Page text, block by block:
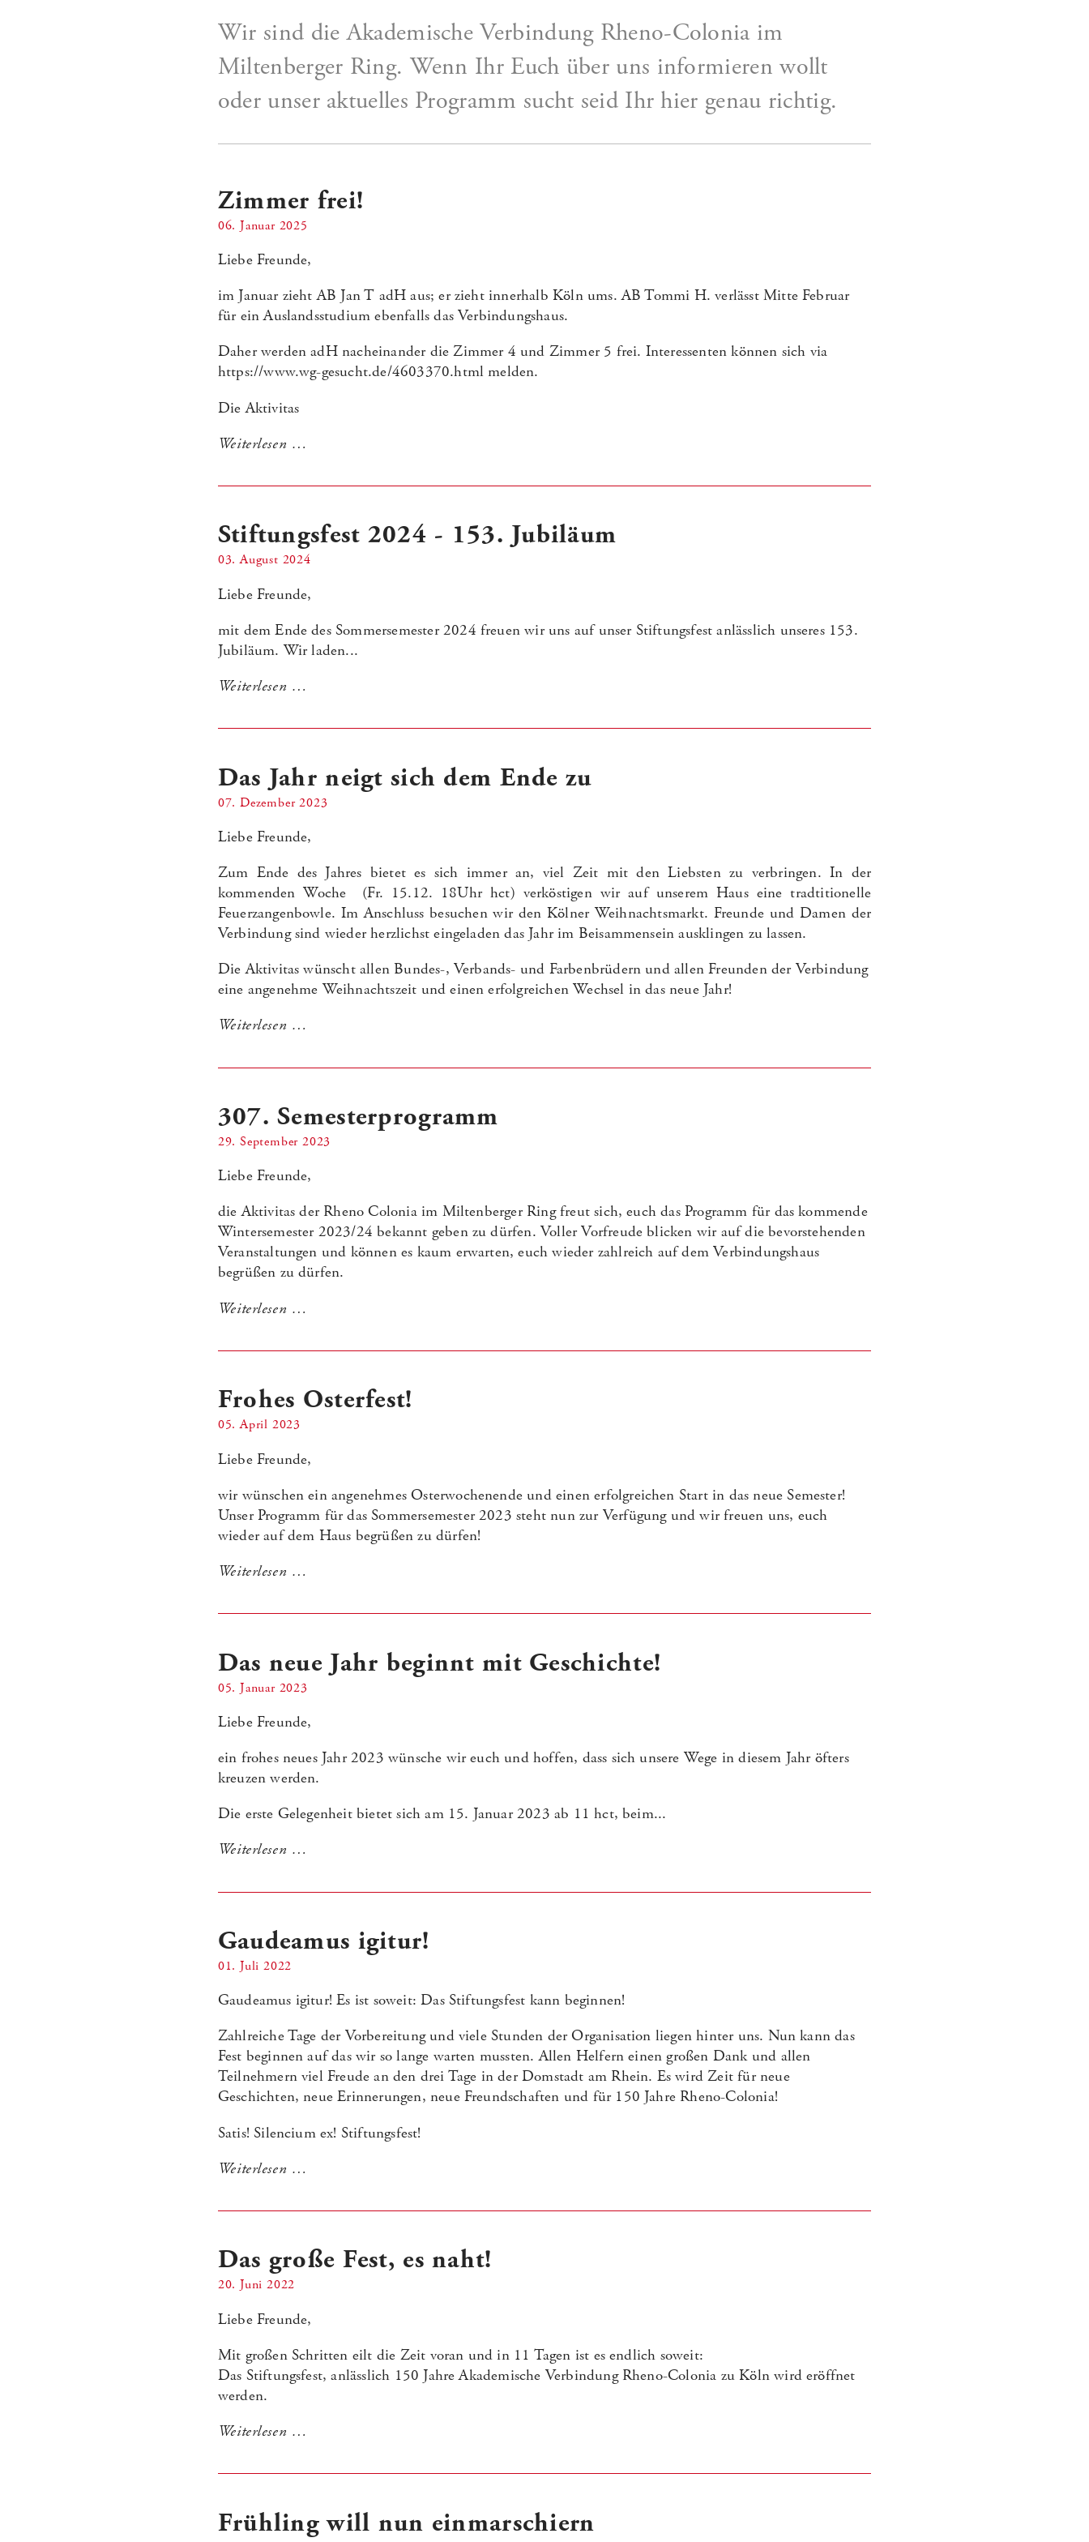
Wir sind die Akademische Verbindung Rheno-Colonia im
Miltenberger Ring. Wenn Ihr Euch über uns informieren wollt
oder unser aktuelles Programm sucht seid Ihr hier genau richtig.
Zimmer frei!
06. Januar 2025
Liebe Freunde,
im Januar zieht AB Jan T adH aus; er zieht innerhalb Köln ums. AB Tommi H. verlässt Mitte Februar
für ein Auslandsstudium ebenfalls das Verbindungshaus.
Daher werden adH nacheinander die Zimmer 4 und Zimmer 5 frei. Interessenten können sich via
https://www.wg-gesucht.de/4603370.html melden.
Die Aktivitas
Weiterlesen …
Stiftungsfest 2024 - 153. Jubiläum
03. August 2024
Liebe Freunde,
mit dem Ende des Sommersemester 2024 freuen wir uns auf unser Stiftungsfest anlässlich unseres 153.
Jubiläum. Wir laden...
Weiterlesen …
Das Jahr neigt sich dem Ende zu
07. Dezember 2023
Liebe Freunde,
Zum Ende des Jahres bietet es sich immer an, viel Zeit mit den Liebsten zu verbringen. In der
kommenden Woche (Fr. 15.12. 18Uhr hct) verköstigen wir auf unserem Haus eine tradtitionelle
Feuerzangenbowle. Im Anschluss besuchen wir den Kölner Weihnachtsmarkt. Freunde und Damen der
Verbindung sind wieder herzlichst eingeladen das Jahr im Beisammensein ausklingen zu lassen.
Die Aktivitas wünscht allen Bundes-, Verbands- und Farbenbrüdern und allen Freunden der Verbindung
eine angenehme Weihnachtszeit und einen erfolgreichen Wechsel in das neue Jahr!
Weiterlesen …
307. Semesterprogramm
29. September 2023
Liebe Freunde,
die Aktivitas der Rheno Colonia im Miltenberger Ring freut sich, euch das Programm für das kommende
Wintersemester 2023/24 bekannt geben zu dürfen. Voller Vorfreude blicken wir auf die bevorstehenden
Veranstaltungen und können es kaum erwarten, euch wieder zahlreich auf dem Verbindungshaus
begrüßen zu dürfen.
Weiterlesen …
Frohes Osterfest!
05. April 2023
Liebe Freunde,
wir wünschen ein angenehmes Osterwochenende und einen erfolgreichen Start in das neue Semester!
Unser Programm für das Sommersemester 2023 steht nun zur Verfügung und wir freuen uns, euch
wieder auf dem Haus begrüßen zu dürfen!
Weiterlesen …
Das neue Jahr beginnt mit Geschichte!
05. Januar 2023
Liebe Freunde,
ein frohes neues Jahr 2023 wünsche wir euch und hoffen, dass sich unsere Wege in diesem Jahr öfters
kreuzen werden.
Die erste Gelegenheit bietet sich am 15. Januar 2023 ab 11 hct, beim...
Weiterlesen …
Gaudeamus igitur!
01. Juli 2022
Gaudeamus igitur! Es ist soweit: Das Stiftungsfest kann beginnen!
Zahlreiche Tage der Vorbereitung und viele Stunden der Organisation liegen hinter uns. Nun kann das
Fest beginnen auf das wir so lange warten mussten. Allen Helfern einen großen Dank und allen
Teilnehmern viel Freude an den drei Tage in der Domstadt am Rhein. Es wird Zeit für neue
Geschichten, neue Erinnerungen, neue Freundschaften und für 150 Jahre Rheno-Colonia!
Satis! Silencium ex! Stiftungsfest!
Weiterlesen …
Das große Fest, es naht!
20. Juni 2022
Liebe Freunde,
Mit großen Schritten eilt die Zeit voran und in 11 Tagen ist es endlich soweit:
Das Stiftungsfest, anlässlich 150 Jahre Akademische Verbindung Rheno-Colonia zu Köln wird eröffnet
werden.
Weiterlesen …
Frühling will nun einmarschiern